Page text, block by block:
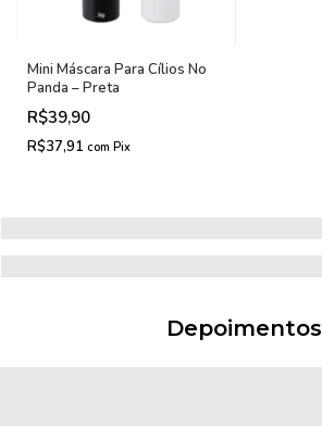
Mini Máscara Para Cílios No
Panda – Preta
R$39,90
R$37,91 com Pix
Depoimentos